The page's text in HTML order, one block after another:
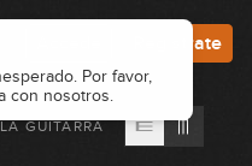
Regístrate
LA GUITARRA